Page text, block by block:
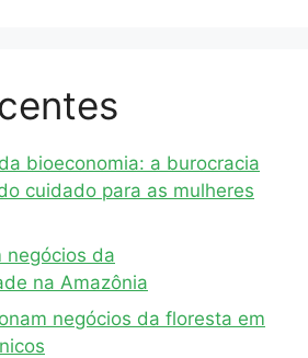
bioeconomia: a burocracia
cuidado para as mulheres
negócios da
na Amazônia
negócios da floresta em